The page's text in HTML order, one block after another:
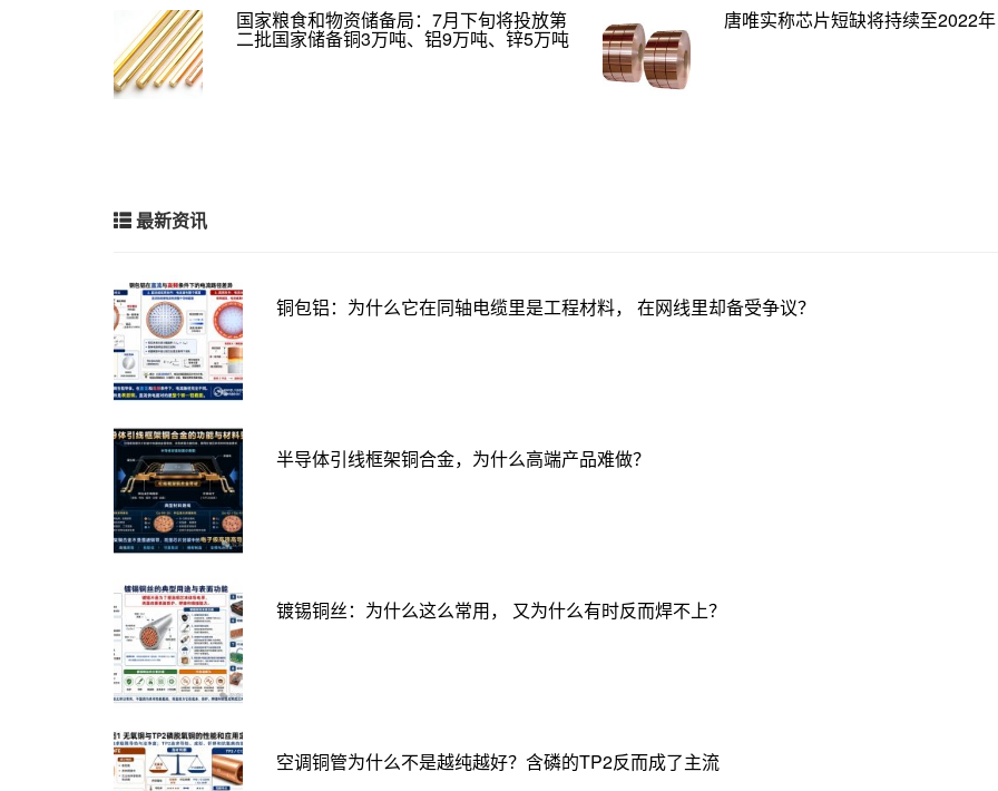
国家粮食和物资储备局：7月下旬将投放第
二批国家储备铜3万吨、铝9万吨、锌5万吨
唐唯实称芯片短缺将持续至2022年
最新资讯
铜包铝：为什么它在同轴电缆里是工程材料， 在网线里却备受争议？
半导体引线框架铜合金，为什么高端产品难做？
镀锡铜丝：为什么这么常用， 又为什么有时反而焊不上？
空调铜管为什么不是越纯越好？含磷的TP2反而成了主流